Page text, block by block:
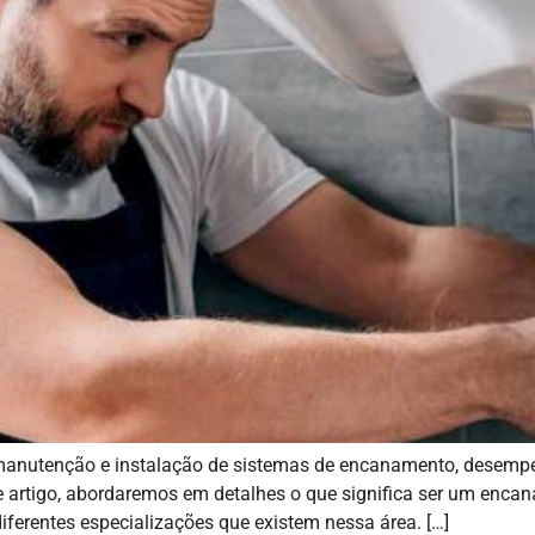
e instalação de sistemas de encanamento,
abordaremos em detalhes o que significa ser um
especializações que existem nessa área. […]